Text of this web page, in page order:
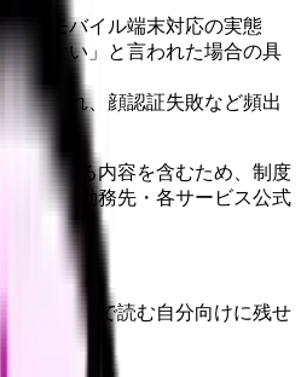
でのモバイル端末対応の実態
ていない」と言われた場合の具
番号忘れ、顔認証失敗など頻出
影響する内容を含むため、制度
機関・勤務先・各サービス公式
さい。
僚やあとで読む自分向けに残せ